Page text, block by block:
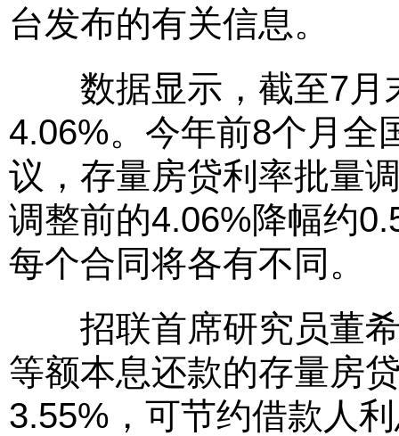
台发布的有关信息。
数据显示，截至7月
4.06%。今年前8个月全
议，存量房贷利率批量
调整前的4.06%降幅约
每个合同将各有不同。
招联首席研究员董希
等额本息还款的存量房
3.55%，可节约借款人